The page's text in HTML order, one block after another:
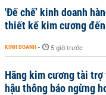
'Đế chế’ kinh doanh
thiết kế kim cương
KINH DOANH - 5 giờ trước
Hãng kim cương tài
hậu thông báo ngừng